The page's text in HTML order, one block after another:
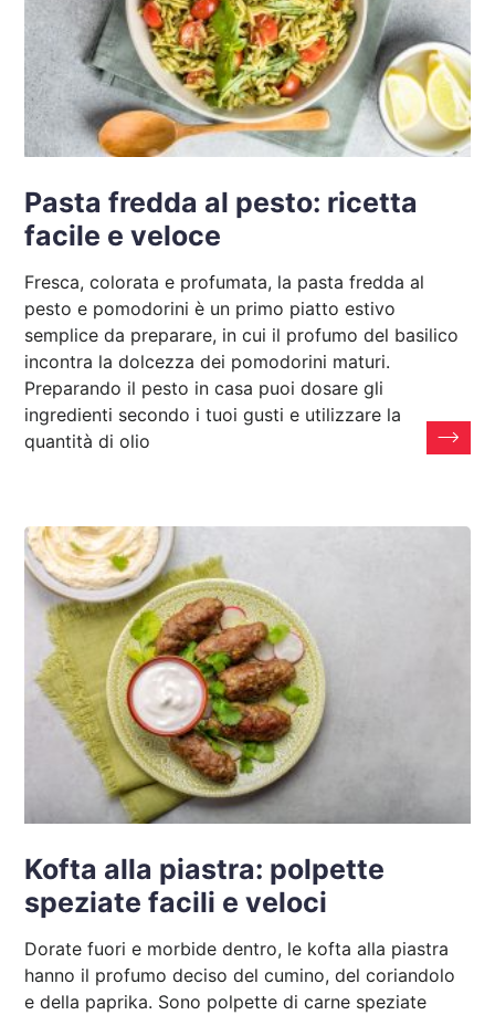
Pasta fredda al pesto: ricetta
facile e veloce
Fresca, colorata e profumata, la pasta fredda al
pesto e pomodorini è un primo piatto estivo
semplice da preparare, in cui il profumo del basilico
incontra la dolcezza dei pomodorini maturi.
Preparando il pesto in casa puoi dosare gli
ingredienti secondo i tuoi gusti e utilizzare la
quantità di olio
Kofta alla piastra: polpette
speziate facili e veloci
Dorate fuori e morbide dentro, le kofta alla piastra
hanno il profumo deciso del cumino, del coriandolo
e della paprika. Sono polpette di carne speziate